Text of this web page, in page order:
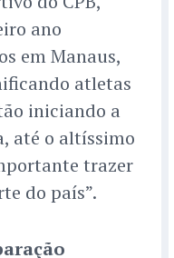
ano
em Manaus,
atletas
iniciando a
até o altíssimo
trazer
do país”.